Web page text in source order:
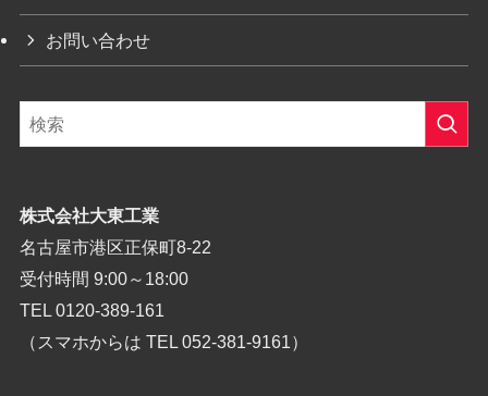
お問い合わせ
株式会社大東工業
名古屋市港区正保町8-22
受付時間 9:00～18:00
TEL 0120-389-161
（スマホからは TEL 052-381-9161）